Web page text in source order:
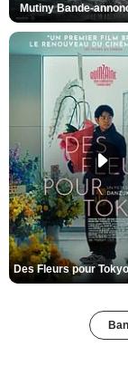
Mutiny Bande-